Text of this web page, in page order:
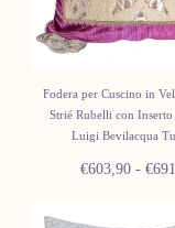
Fodera per Cuscino in
Strié Rubelli con Inserto
Luigi Bevilacqua
Prezzo
€603,90 -